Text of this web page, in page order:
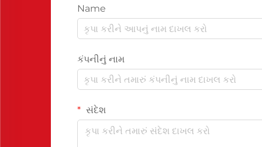
Name
કંપનીનું નામ
સંદેશ